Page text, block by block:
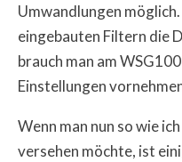
Umwandlungen
eingebauten Filtern die
brauch man am
Einstellungen
Wenn man nun so wie
versehen möchte, ist